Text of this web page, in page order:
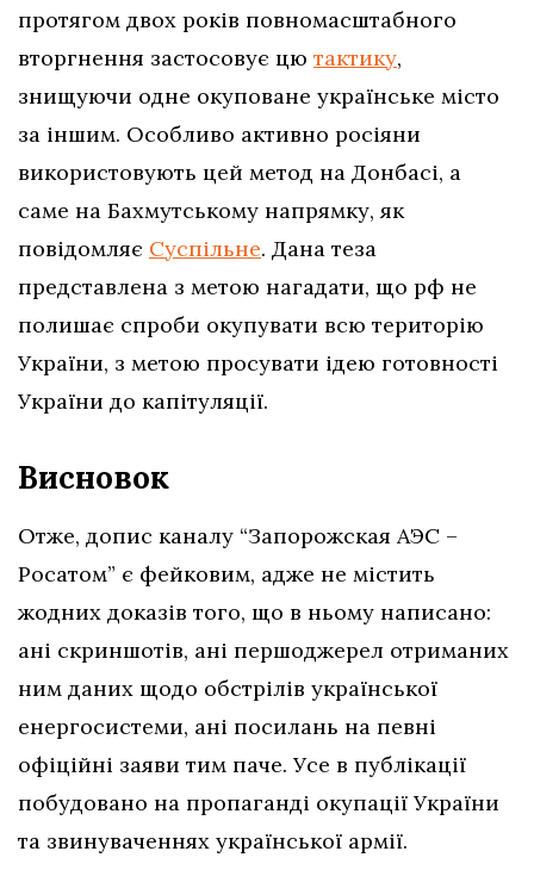
протягом двох років повномасштабного
вторгнення застосовує цю тактику,
знищуючи одне окуповане українське місто
за іншим. Особливо активно росіяни
використовують цей метод на Донбасі, а
саме на Бахмутському напрямку, як
повідомляє Суспільне. Дана теза
представлена з метою нагадати, що рф не
полишає спроби окупувати всю територію
України, з метою просувати ідею готовності
України до капітуляції.
Висновок
Отже, допис каналу “Запорожская АЭС –
Росатом” є фейковим, адже не містить
жодних доказів того, що в ньому написано:
ані скриншотів, ані першоджерел отриманих
ним даних щодо обстрілів української
енергосистеми, ані посилань на певні
офіційні заяви тим паче. Усе в публікації
побудовано на пропаганді окупації України
та звинуваченнях української армії.